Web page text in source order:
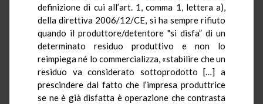
definizione di cui all’art. 1, comma 1, lettera a),
della direttiva 2006/12/CE, si ha sempre rifiuto
quando il produttore/detentore "si disfa” di un
determinato residuo produttivo e non lo
reimpiega né lo commercializza, «stabilire che un
residuo va considerato sottoprodotto […] a
prescindere dal fatto che l’impresa produttrice
se ne è già disfatta è operazione che contrasta